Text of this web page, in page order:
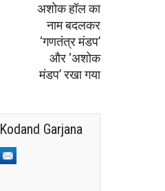
अशोक हॉल का
नाम बदलकर
‘गणतंत्र मंडप’
और ‘अशोक
मंडप’ रखा गया
Kodand Garjana